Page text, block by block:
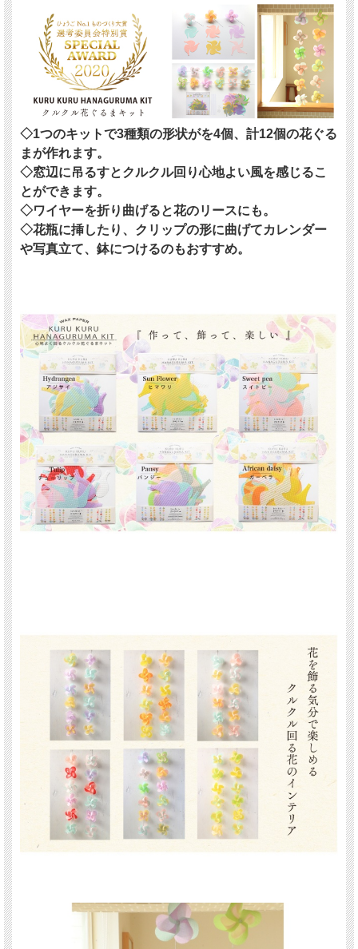
◇1つのキットで3種類の形状がを4個、計12個の花ぐる
まが作れます。
◇窓辺に吊るすとクルクル回り心地よい風を感じるこ
とができます。
◇ワイヤーを折り曲げると花のリースにも。
◇花瓶に挿したり、クリップの形に曲げてカレンダー
や写真立て、鉢につけるのもおすすめ。